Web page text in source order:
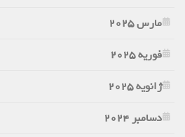
مارس 2025
فوریه 2025
ژانویه 2025
دسامبر 2024